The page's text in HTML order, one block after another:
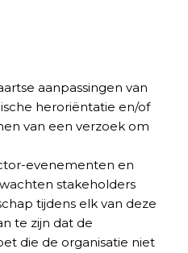
aanpassingen van
heroriëntatie en/of
van een verzoek om
evenementen en
stakeholders
tijdens elk van deze
te zijn dat de
die de organisatie niet